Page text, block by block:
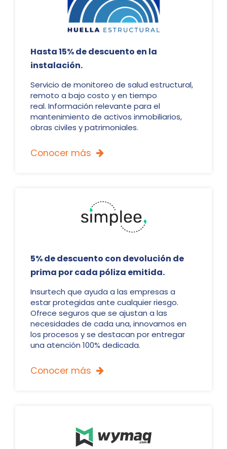
Hasta 15% de descuento en la
instalación.
Servicio de monitoreo de salud estructural,
remoto a bajo costo y en tiempo
real. Información relevante para el
mantenimiento de activos inmobiliarios,
obras civiles y patrimoniales.
Conocer más 
5% de descuento con devolución de
prima por cada póliza emitida.
Insurtech que ayuda a las empresas a
estar protegidas ante cualquier riesgo.
Ofrece seguros que se ajustan a las
necesidades de cada una, innovamos en
los procesos y se destacan por entregar
una atención 100% dedicada.
Conocer más 